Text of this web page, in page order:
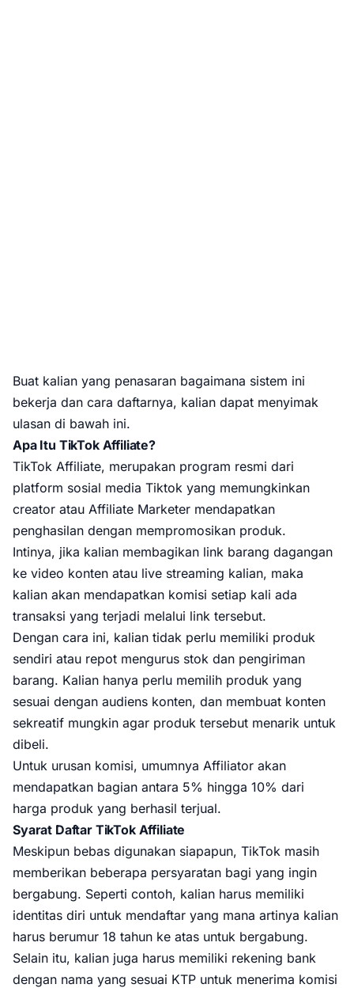
Buat kalian yang penasaran bagaimana sistem ini
bekerja dan cara daftarnya, kalian dapat menyimak
ulasan di bawah ini.
Apa Itu TikTok Affiliate?
TikTok Affiliate, merupakan program resmi dari
platform sosial media Tiktok yang memungkinkan
creator atau Affiliate Marketer mendapatkan
penghasilan dengan mempromosikan produk.
Intinya, jika kalian membagikan link barang dagangan
ke video konten atau live streaming kalian, maka
kalian akan mendapatkan komisi setiap kali ada
transaksi yang terjadi melalui link tersebut.
Dengan cara ini, kalian tidak perlu memiliki produk
sendiri atau repot mengurus stok dan pengiriman
barang. Kalian hanya perlu memilih produk yang
sesuai dengan audiens konten, dan membuat konten
sekreatif mungkin agar produk tersebut menarik untuk
dibeli.
Untuk urusan komisi, umumnya Affiliator akan
mendapatkan bagian antara 5% hingga 10% dari
harga produk yang berhasil terjual.
Syarat Daftar TikTok Affiliate
Meskipun bebas digunakan siapapun, TikTok masih
memberikan beberapa persyaratan bagi yang ingin
bergabung. Seperti contoh, kalian harus memiliki
identitas diri untuk mendaftar yang mana artinya kalian
harus berumur 18 tahun ke atas untuk bergabung.
Selain itu, kalian juga harus memiliki rekening bank
dengan nama yang sesuai KTP untuk menerima komisi